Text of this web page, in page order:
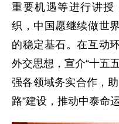
重要机遇等进行讲授
织，中国愿继续做世
的稳定基石。在互动
外交思想，宣介“十五
强各领域务实合作，
路”建设，推动中泰命